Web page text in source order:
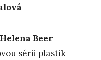
Helena Beer
sérii plastik